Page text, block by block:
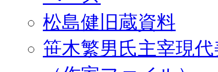
松島健旧蔵資料
笹木繁男氏主宰現